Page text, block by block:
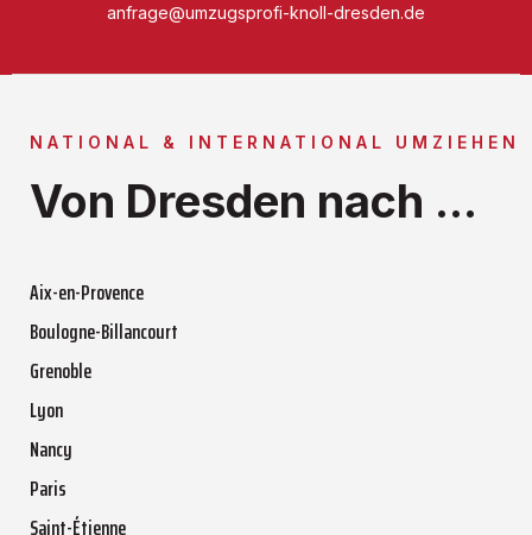
anfrage@umzugsprofi-knoll-dresden.de
NATIONAL & INTERNATIONAL UMZIEHEN
Von Dresden nach ...
Aix-en-Provence
Boulogne-Billancourt
Grenoble
Lyon
Nancy
Paris
Saint-Étienne